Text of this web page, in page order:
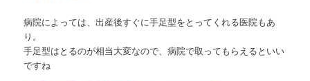
病院によっては、出産後すぐに手足型をとってくれる医院もあ
り。
手足型はとるのが相当大変なので、病院で取ってもらえるといい
ですね